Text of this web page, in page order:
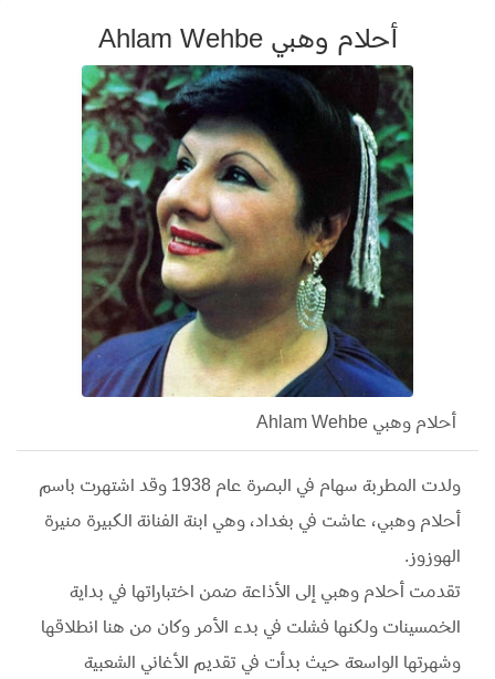
أحلام وهبي Ahlam Wehbe
أحلام وهبي Ahlam Wehbe
ولدت المطربة سهام في البصرة عام 1938 وقد اشتهرت باسم
أحلام وهبي، عاشت في بغداد، وهي ابنة الفنانة الكبيرة منيرة
الهوزوز.
تقدمت أحلام وهبي إلى اﻷذاعة ضمن اختباراتها في بداية
الخمسينات ولكنها فشلت في بدء اﻷمر وكان من هنا انطلاقها
وشهرتها الواسعة حيث بدأت في تقديم الأغاني الشعبية